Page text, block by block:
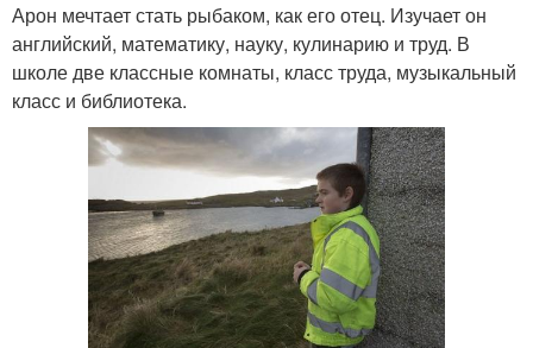
Арон мечтает стать рыбаком, как его отец. Изучает он
английский, математику, науку, кулинарию и труд. В
школе две классные комнаты, класс труда, музыкальный
класс и библиотека.